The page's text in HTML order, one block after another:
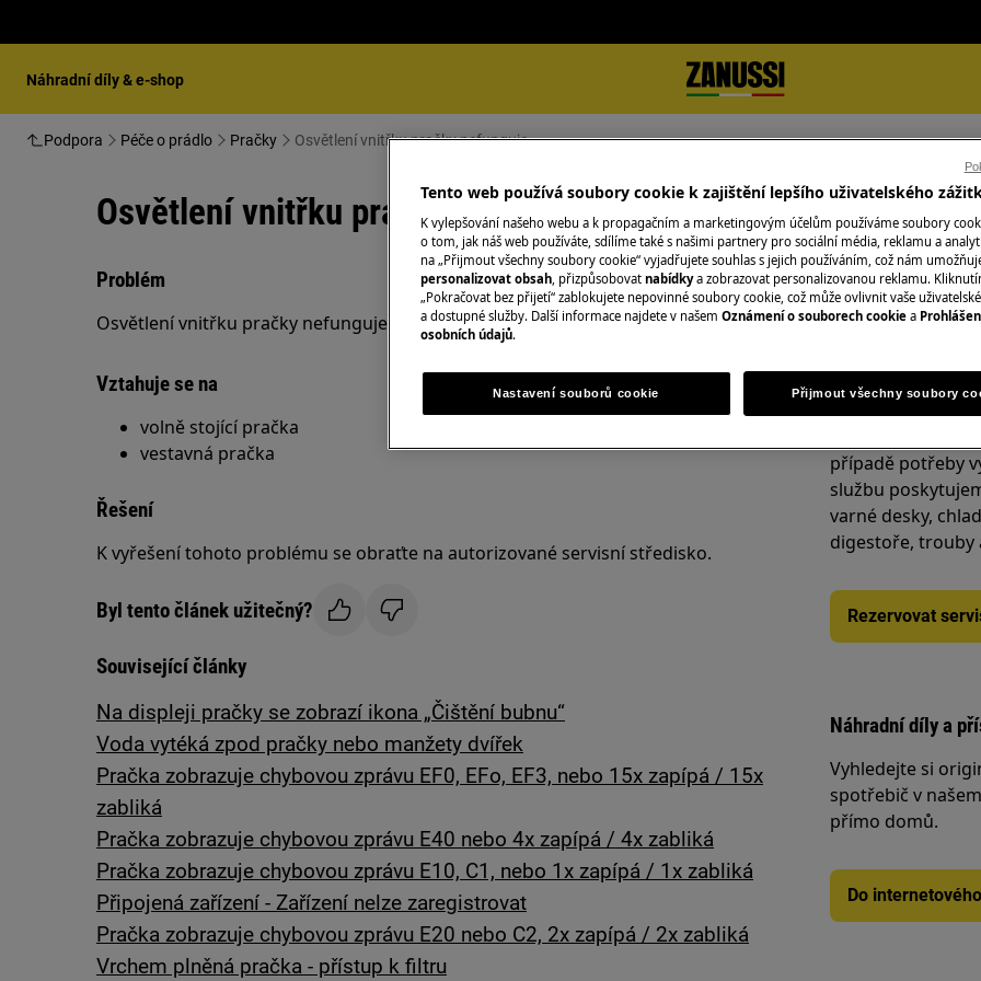
Náhradní díly & e-shop
Podpora Péče o prádlo Pračky Osvětlení vnitřku pračky nefunguje
Osvětlení vnitřku pračky nefunguje
Problém
Osvětlení vnitřku pračky nefunguje
Vztahuje se na
volně stojící pračka
vestavná pračka
Řešení
K vyřešení tohoto problému se obraťte na autorizované servisní středisko.
Byl tento článek užitečný?
Související články
Na displeji pračky se zobrazí ikona „Čištění bubnu“
Voda vytéká zpod pračky nebo manžety dvířek
Pračka zobrazuje chybovou zprávu EF0, EFo, EF3, nebo 15x zapípá / 15x
zabliká
Pračka zobrazuje chybovou zprávu E40 nebo 4x zapípá / 4x zabliká
Pračka zobrazuje chybovou zprávu E10, C1, nebo 1x zapípá / 1x zabliká
Připojená zařízení - Zařízení nelze zaregistrovat
Pračka zobrazuje chybovou zprávu E20 nebo C2, 2x zapípá / 2x zabliká
Vrchem plněná pračka - přístup k filtru
Objednejte si
V oblasti, ve
Fixní cena
kvalifikovaní
nejprve
případě potřeby
službu
varné desky,
digestoře, trouby
Rezervovat
Náhradní díly a
Vyhledejte si
spotřebič v
přímo domů.
Do
Tento web používá soubory cookie k zajištění lepšího uživatelského
K vylepšování našeho webu a k propagačním a marketingovým účelům používáme soubory
o tom, jak náš web používáte, sdílíme také s našimi partnery pro sociální média, reklamu a
na „Přijmout všechny soubory cookie“ vyjadřujete souhlas s jejich používáním, což nám
personalizovat obsah, přizpůsobovat nabídkya zobrazovat personalizovanou reklamu.
„Pokračovat bez přijetí“ zablokujete nepovinné soubory cookie, což může ovlivnit vaše
a dostupné služby. Další informace najdete v našem Oznámení o souborech cookie a
osobních údajů.
Nastavení souborů cookie Přijmout všechny soubory